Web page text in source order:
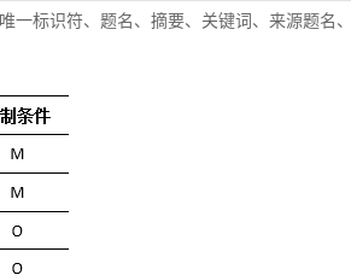
一标识符、题名、摘要、关键词、来源题名